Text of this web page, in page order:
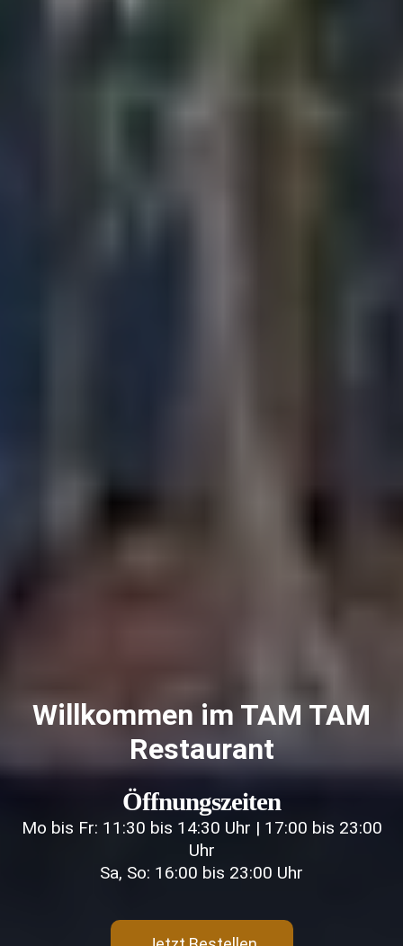
Willkommen im TAM TAM
Restaurant
Öffnungszeiten
Mo bis Fr: 11:30 bis 14:30 Uhr | 17:00 bis 23:00
Uhr
Sa, So: 16:00 bis 23:00 Uhr